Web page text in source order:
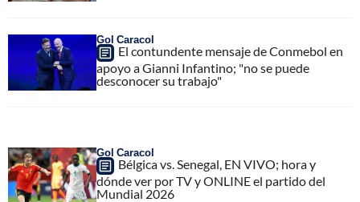
Gol Caracol
El contundente mensaje de Conmebol en
apoyo a Gianni Infantino; "no se puede
desconocer su trabajo"
Gol Caracol
Bélgica vs. Senegal, EN VIVO; hora y
dónde ver por TV y ONLINE el partido del
Mundial 2026